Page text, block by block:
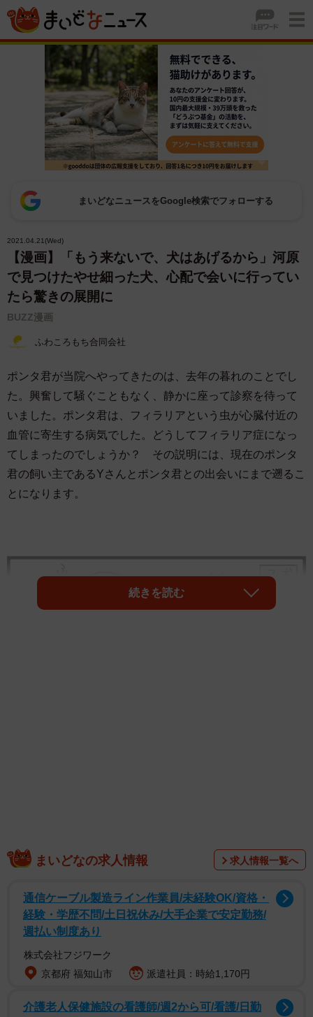
まいどなニュースをGoogle検索でフォローする
2021.04.21(Wed)
【漫画】「もう来ないで、犬はあげるから」河原
で見つけたやせ細った犬、心配で会いに行ってい
たら驚きの展開に
BUZZ漫画
ふわころもち合同会社
ポンタ君が当院へやってきたのは、去年の暮れのことでし
た。興奮して騒ぐこともなく、静かに座って診察を待って
いました。ポンタ君は、フィラリアという虫が心臓付近の
血管に寄生する病気でした。どうしてフィラリア症になっ
てしまったのでしょうか？ その説明には、現在のポンタ
君の飼い主であるYさんとポンタ君との出会いにまで遡るこ
とになります。
続きを読む
まいどなの求人情報 求人情報一覧へ
通信ケーブル製造ライン作業員/未経験OK/資格・
経験・学歴不問/土日祝休み/大手企業で安定勤務/
週払い制度あり
株式会社フジワーク
京都府 福知山市
派遣社員：時給1,170円
介護老人保健施設の看護師/週2から可/看護/日勤